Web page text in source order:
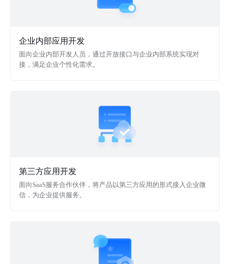
企业内部应用开发
面向企业内部开发人员，通过开放接口与企业内部系统实现对
接，满足企业个性化需求。
第三方应用开发
面向SaaS服务合作伙伴，将产品以第三方应用的形式接入企业微
信，为企业提供服务。